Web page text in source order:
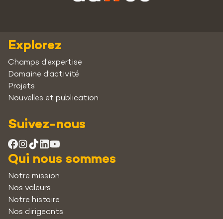
Explorez
Champs d’expertise
Domaine d’activité
Projets
Nouvelles et publication
Suivez-nous
Qui nous sommes
Notre mission
Nos valeurs
Notre histoire
Nos dirigeants